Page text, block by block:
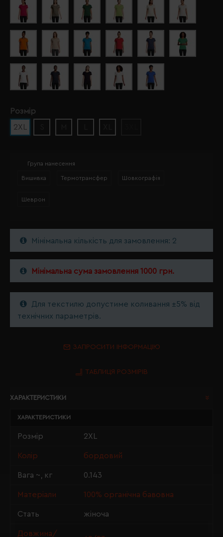
Розмір
2XL
Група нанесення
Вишивка Термотрансфер Шовкографія
Шеврон
Мінімальна кількість для замовлення: 2
Мінімальна сума замовлення 1000 грн.
Для текстилю допустиме коливання ±5% від
технічних параметрів.
ЗАПРОСИТИ ІНФОРМАЦІЮ
ТАБЛИЦЯ РОЗМІРІВ
ХАРАКТЕРИСТИКИ
ХАРАКТЕРИСТИКИ
Розмір 2XL
Колір бордовий
Вага ~, кг 0.143
Матеріали 100% органічна бавовна
Стать жіноча
Довжина/